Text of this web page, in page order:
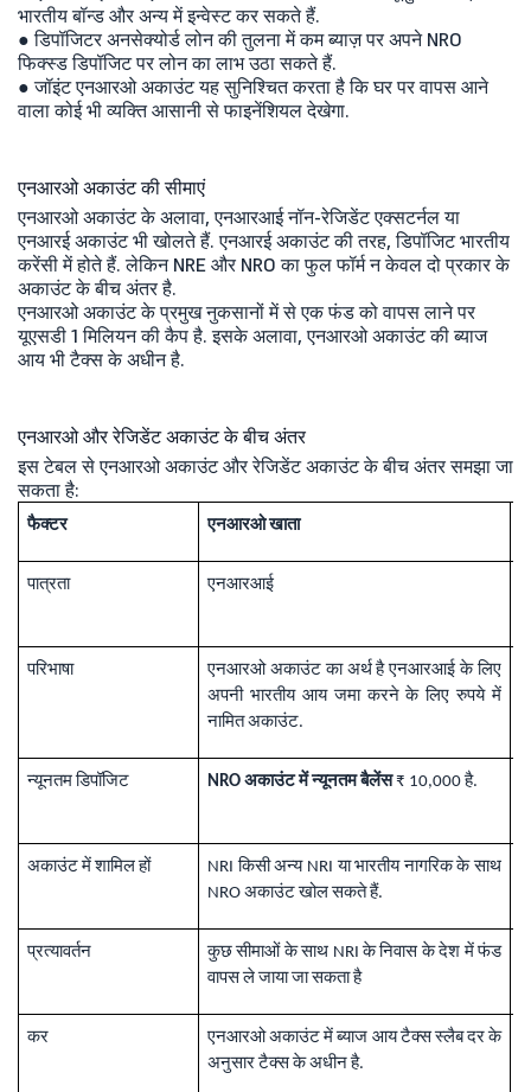
भारतीय बॉन्ड और अन्य में इन्वेस्ट कर सकते हैं.
● डिपॉजिटर अनसेक्योर्ड लोन की तुलना में कम ब्याज़ पर अपने NRO
फिक्स्ड डिपॉजिट पर लोन का लाभ उठा सकते हैं.
● जॉइंट एनआरओ अकाउंट यह सुनिश्चित करता है कि घर पर वापस आने
वाला कोई भी व्यक्ति आसानी से फाइनेंशियल देखेगा.
एनआरओ अकाउंट की सीमाएं
एनआरओ अकाउंट के अलावा, एनआरआई नॉन-रेजिडेंट एक्सटर्नल या
एनआरई अकाउंट भी खोलते हैं. एनआरई अकाउंट की तरह, डिपॉजिट भारतीय
करेंसी में होते हैं. लेकिन NRE और NRO का फुल फॉर्म न केवल दो प्रकार के
अकाउंट के बीच अंतर है.
एनआरओ अकाउंट के प्रमुख नुकसानों में से एक फंड को वापस लाने पर
यूएसडी 1 मिलियन की कैप है. इसके अलावा, एनआरओ अकाउंट की ब्याज
आय भी टैक्स के अधीन है.
एनआरओ और रेजिडेंट अकाउंट के बीच अंतर
इस टेबल से एनआरओ अकाउंट और रेजिडेंट अकाउंट के बीच अंतर समझा जा
सकता है:
फैक्टर एनआरओ खाता
पात्रता एनआरआई
परिभाषा
एनआरओ अकाउंट का अर्थ है एनआरआई के लिए
अपनी भारतीय आय जमा करने के लिए रुपये में
नामित अकाउंट.
न्यूनतम डिपॉजिट NRO अकाउंट में न्यूनतम बैलेंस₹ 10,000 है.
अकाउंट में शामिल हों
NRI किसी अन्य NRI या भारतीय नागरिक के साथ
NRO अकाउंट खोल सकते हैं.
प्रत्यावर्तन
कुछ सीमाओं के साथ NRI के निवास के देश में फंड
वापस ले जाया जा सकता है
कर
एनआरओ अकाउंट में ब्याज आय टैक्स स्लैब दर के
अनुसार टैक्स के अधीन है.